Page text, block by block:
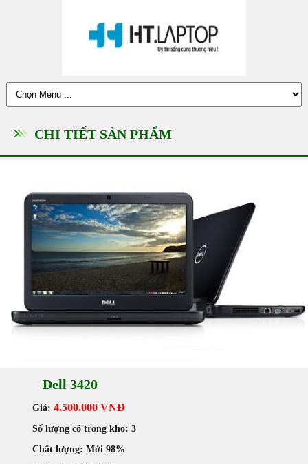
CHI TIẾT SẢN PHẨM
Dell 3420
Giá:4.500.000 VNĐ
Số lượng có trong kho:3
Chất lượng:Mới 98%